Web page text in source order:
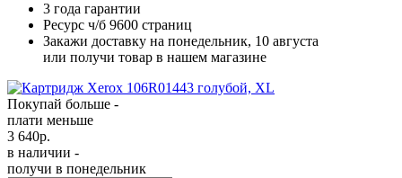
3 года гарантии
Ресурс ч/б 9600 страниц
Закажи доставку на понедельник, 10 августа
или получи товар в нашем магазине
Покупай больше -
плати меньше
3 640р.
в наличии -
получи в понедельник